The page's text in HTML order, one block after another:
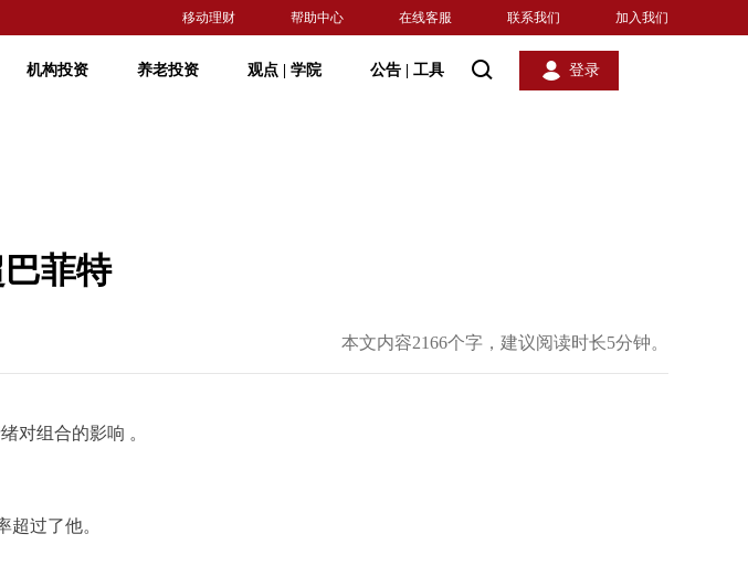
移动理财 帮助中心 在线客服 联系我们 加入我们
机构投资 养老投资 观点 学院 公告 工具 登录
菲特
本文内容2166个字，建议阅读时长5分钟。
对组合的影响 。
过了他。